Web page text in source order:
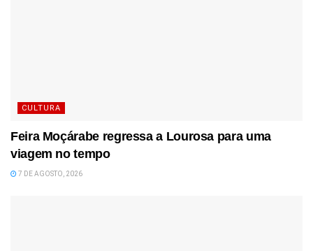
CULTURA
Feira Moçárabe regressa a Lourosa para uma
viagem no tempo
7 DE AGOSTO, 2026